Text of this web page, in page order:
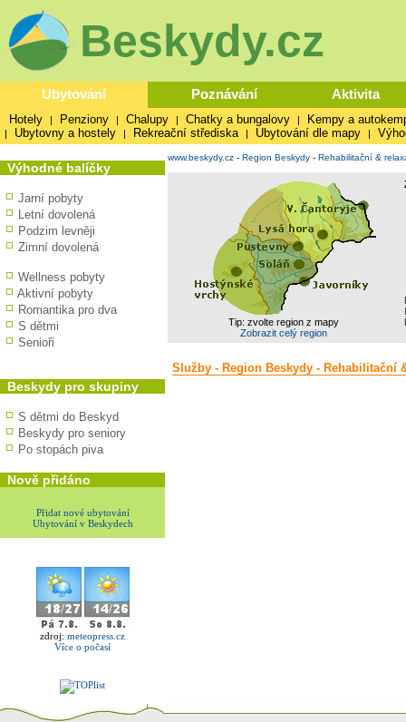
Beskydy.cz
Ubytování Poznávání Aktivita
Hotely | Penziony | Chalupy | Chatky a bungalovy | Kempy a
| Ubytovny a hostely | Rekreační střediska | Ubytování dle mapy |
Výhodné balíčky
Jarní pobyty
Letní dovolená
Podzim levněji
Zimní dovolená
Wellness pobyty
Aktivní pobyty
Romantika pro dva
S dětmi
Senioři
Beskydy pro skupiny
S dětmi do Beskyd
Beskydy pro seniory
Po stopách piva
Nově přidáno
Přidat nové ubytování
Ubytování v Beskydech
zdroj: meteopress.cz
Více o počasí
www.beskydy.cz - Region Beskydy - Rehabilitační &
Tip: zvolte region z mapy
Zobrazit celý region
Služby - Region Beskydy - Rehabilitační